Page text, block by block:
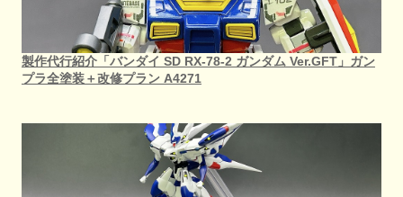
製作代行紹介「バンダイ SD RX-78-2 ガンダム Ver.GFT」ガン
プラ全塗装＋改修プラン A4271